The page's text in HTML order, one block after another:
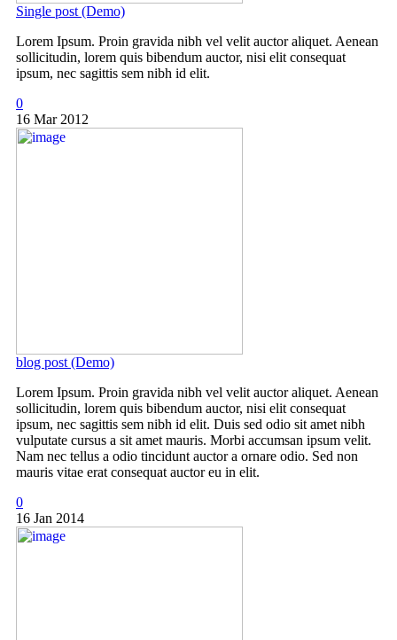
Single post (Demo)
Lorem Ipsum. Proin gravida nibh vel velit auctor aliquet. Aenean
sollicitudin, lorem quis bibendum auctor, nisi elit consequat
ipsum, nec sagittis sem nibh id elit.
0
16 Mar 2012
blog post (Demo)
Lorem Ipsum. Proin gravida nibh vel velit auctor aliquet. Aenean
sollicitudin, lorem quis bibendum auctor, nisi elit consequat
ipsum, nec sagittis sem nibh id elit. Duis sed odio sit amet nibh
vulputate cursus a sit amet mauris. Morbi accumsan ipsum velit.
Nam nec tellus a odio tincidunt auctor a ornare odio. Sed non
mauris vitae erat consequat auctor eu in elit.
0
16 Jan 2014